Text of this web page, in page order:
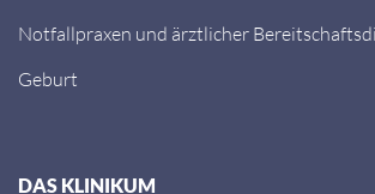
Notfallpraxen und ärztlicher
Geburt
DAS KLINIKUM